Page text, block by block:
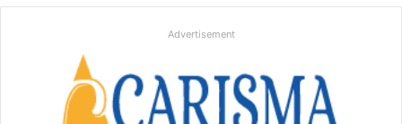
Advertisement